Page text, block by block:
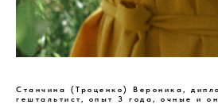
Станчина (Троценко) Вероника,
гештальтист, опыт 3 года, очные и